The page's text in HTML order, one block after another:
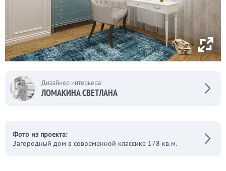
Дизайнер интерьера
ЛОМАКИНА СВЕТЛАНА
Фото из проекта:
Загородный дом в современной классике 178 кв.м.